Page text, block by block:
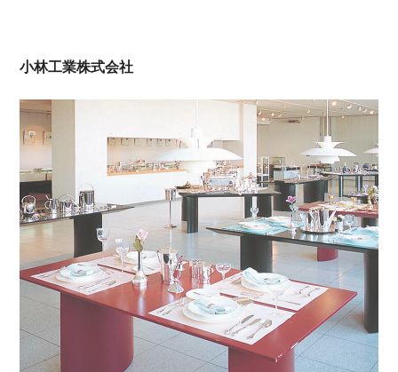
小林工業株式会社